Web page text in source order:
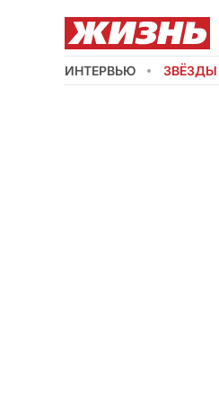
ИНТЕРВЬЮ ЗВЁЗДЫ